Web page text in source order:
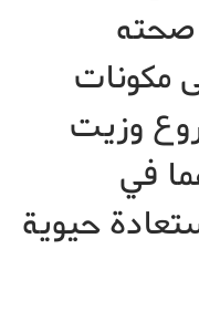
مكونات
وزيت
في
حيوية